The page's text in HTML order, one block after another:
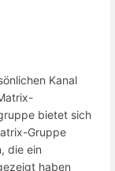
Kanal
bietet sich
Gruppe
die ein
haben